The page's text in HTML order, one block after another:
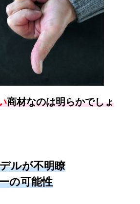
商材なのは明らかでしょ
ルが不明瞭
の可能性